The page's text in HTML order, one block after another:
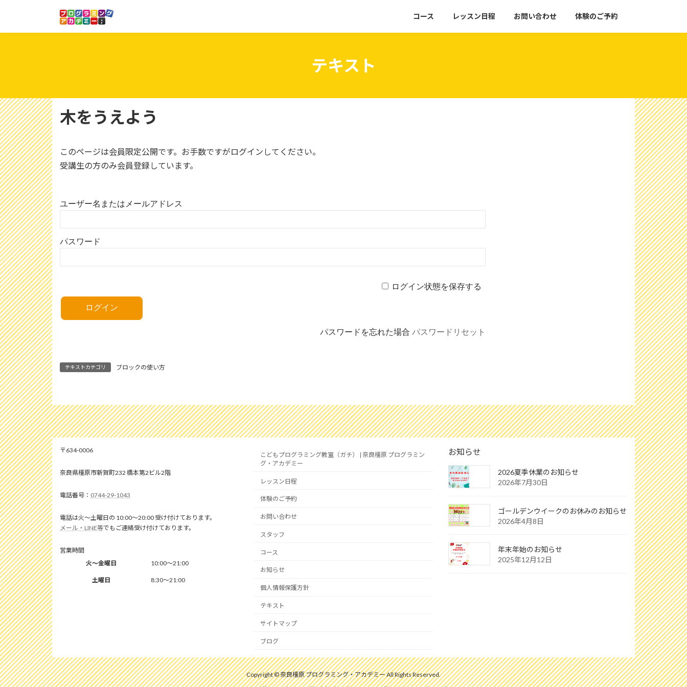
テ
ッ
プ
ゲ
移
動
コース レッスン日程 お問い合わせ 体験のご予約
テキスト
木をうえよう
このページは会員限定公開です。お手数ですがログインしてください。
受講生の方のみ会員登録しています。
ユーザー名またはメールアドレス
パスワード
ログイン状態を保存する
パスワードを忘れた場合 パスワードリセット
テキストカテゴリ ブロックの使い方
634-0006
奈良県橿原市新賀町232 橋本第2ビル2階
0744-29-1043
電話は火～土曜日の 10:00～20:00 受け付けております。
メール・LINE等でもご連絡受け付けております。
営業時間
火～金曜日
10:00～21:00
土曜日 8:30～21:00
こどもプログラミング教室（ガチ） | 奈良橿原 プログラミン
グ・アカデミー
レッスン日程
体験のご予約
お問い合わせ
スタッフ
コース
お知らせ
個人情報保護方針
テキスト
サイトマップ
ブログ
お知らせ
2026夏季休業のお知らせ
2026年7月30日
ゴールデンウイークのお休みのお知らせ
2026年4月8日
年末年始のお知らせ
2025年12月12日
Copyright © 奈良橿原 プログラミング・アカデミー All Rights Reserved.